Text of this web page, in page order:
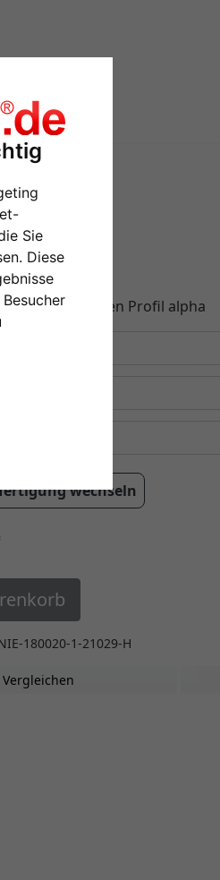
Sie
Diese
alpha
Bilderrahmen Profil alpha
wechseln
180020-1-21029-H
Vergleichen